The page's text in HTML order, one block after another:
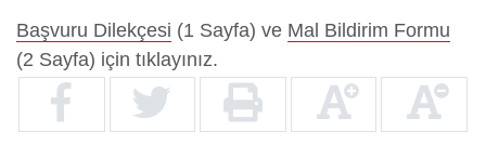
Başvuru Dilekçesi (1 Sayfa) ve Mal Bildirim Formu
(2 Sayfa) için tıklayınız.